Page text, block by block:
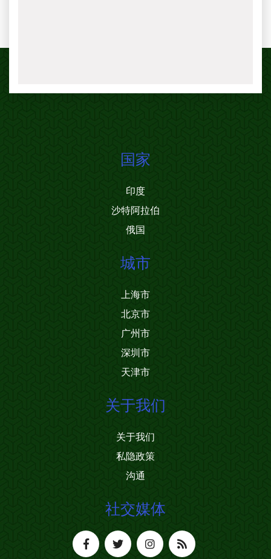
国家
印度
沙特阿拉伯
俄国
城市
上海市
北京市
广州市
深圳市
天津市
关于我们
关于我们
私隐政策
沟通
社交媒体